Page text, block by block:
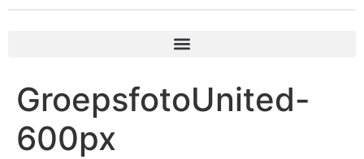
GroepsfotoUnited-
600px